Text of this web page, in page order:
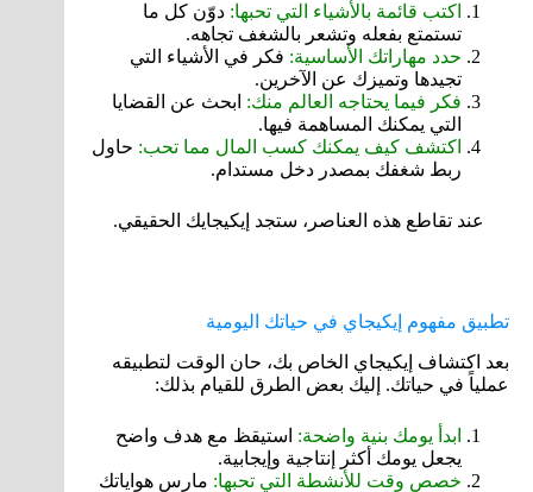
اكتب قائمة بالأشياء التي تحبها: دوّن كل ما
تستمتع بفعله وتشعر بالشغف تجاهه.
حدد مهاراتك الأساسية: فكر في الأشياء التي
تجيدها وتميزك عن الآخرين.
فكر فيما يحتاجه العالم منك: ابحث عن القضايا
التي يمكنك المساهمة فيها.
اكتشف كيف يمكنك كسب المال مما تحب: حاول
ربط شغفك بمصدر دخل مستدام.
عند تقاطع هذه العناصر، ستجد إيكيجايك الحقيقي.
تطبيق مفهوم إيكيجاي في حياتك اليومية
بعد اكتشاف إيكيجاي الخاص بك، حان الوقت لتطبيقه
عملياً في حياتك. إليك بعض الطرق للقيام بذلك:
ابدأ يومك بنية واضحة: استيقظ مع هدف واضح
يجعل يومك أكثر إنتاجية وإيجابية.
خصص وقت للأنشطة التي تحبها: مارس هواياتك